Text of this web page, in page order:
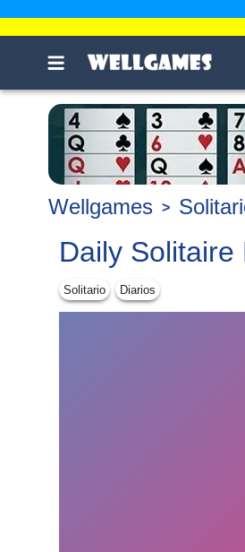
Wellgames
Daily Solitaire
Solitario Diarios